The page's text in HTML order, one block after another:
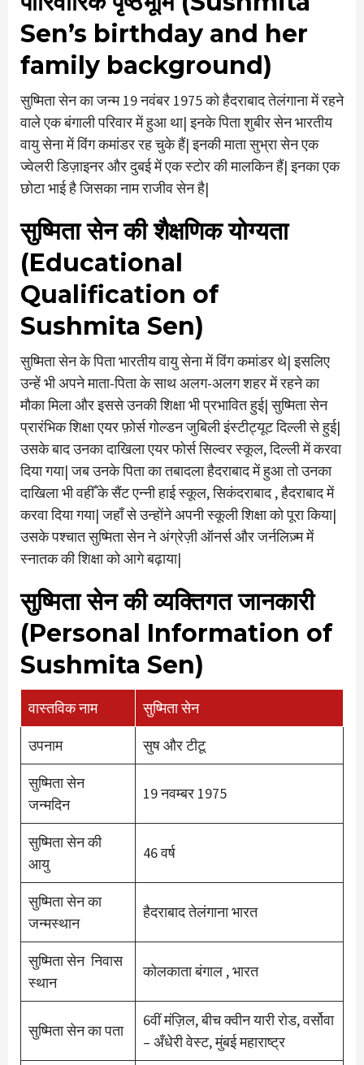
Sen’s birthday and her
family background)
सुष्मिता सेन का जन्म 19 नवंबर 1975 को हैदराबाद तेलंगाना में रहने
वाले एक बंगाली परिवार में हुआ था| इनके पिता शुबीर सेन भारतीय
वायु सेना में विंग कमांडर रह चुके हैं| इनकी माता सुभ्रा सेन एक
ज्वेलरी डिज़ाइनर और दुबई में एक स्टोर की मालकिन हैं| इनका एक
छोटा भाई है जिसका नाम राजीव सेन है|
सुष्मिता सेन की शैक्षणिक योग्यता
(Educational
Qualification of
Sushmita Sen)
सुष्मिता सेन के पिता भारतीय वायु सेना में विंग कमांडर थे| इसलिए
उन्हें भी अपने माता-पिता के साथ अलग-अलग शहर में रहने का
मौका मिला और इससे उनकी शिक्षा भी प्रभावित हुई| सुष्मिता सेन
प्रारंभिक शिक्षा एयर फ़ोर्स गोल्डन जुबिली इंस्टीट्यूट दिल्ली से हुई|
उसके बाद उनका दाखिला एयर फोर्स सिल्वर स्कूल, दिल्ली में करवा
दिया गया| जब उनके पिता का तबादला हैदराबाद में हुआ तो उनका
दाखिला भी वहीँ के सैंट एन्नी हाई स्कूल, सिकंदराबाद , हैदराबाद में
करवा दिया गया| जहाँ से उन्होंने अपनी स्कूली शिक्षा को पूरा किया|
उसके पश्चात सुष्मिता सेन ने अंग्रेज़ी ऑनर्स और जर्नलिज़्म में
स्नातक की शिक्षा को आगे बढ़ाया|
सुष्मिता सेन की व्यक्तिगत जानकारी
(Personal Information of
Sushmita Sen)
वास्तविक नाम
सुष्मिता सेन
उपनाम
सुष और टीटू
सुष्मिता सेन
जन्मदिन
19 नवम्बर 1975
सुष्मिता सेन की
आयु
46 वर्ष
सुष्मिता सेन का
जन्मस्थान
हैदराबाद तेलंगाना भारत
सुष्मिता सेन निवास
स्थान
कोलकाता बंगाल , भारत
सुष्मिता सेन का पता
6वीं मंज़िल, बीच क्वीन यारी रोड, वर्सोवा
– अँधेरी वेस्ट, मुंबई महाराष्ट्र